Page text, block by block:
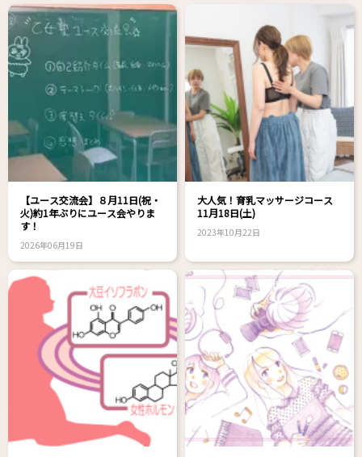
【ユース交流会】８月11日(祝・
火)約1年ぶりにユース会やりま
す！
2026年06月19日
大人気！育乳マッサージコース
11月18日(土)
2023年10月22日